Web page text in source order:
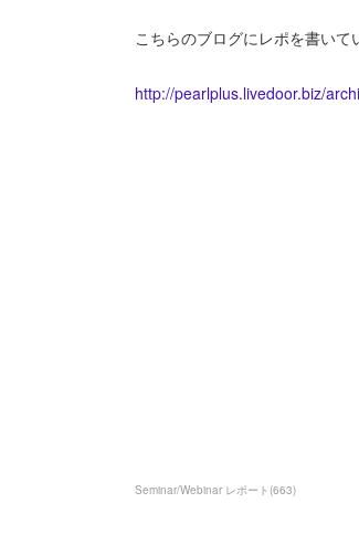
こちらのブログにレポを書いて
http://pearlplus.livedoor.biz/
Seminar/Webinar レポート (663)